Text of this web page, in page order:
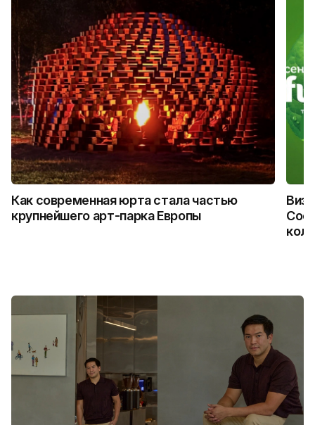
Как современная юрта стала частью
крупнейшего арт-парка Европы